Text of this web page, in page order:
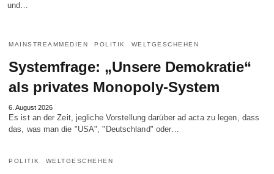
und…
MAINSTREAMMEDIEN POLITIK WELTGESCHEHEN
Systemfrage: „Unsere Demokratie“
als privates Monopoly-System
6. August 2026
Es ist an der Zeit, jegliche Vorstellung darüber ad acta zu legen, dass
das, was man die "USA", "Deutschland" oder…
POLITIK WELTGESCHEHEN